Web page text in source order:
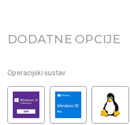
DODATNE OPCIJE
Operacijski sustav